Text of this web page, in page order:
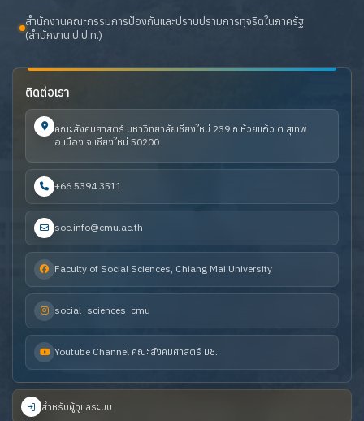
สำนักงานคณะกรรมการป้องกันและปราบปรามการทุจริตในภาครัฐ
(สำนักงาน ป.ป.ท.)
ติดต่อเรา
คณะสังคมศาสตร์ มหาวิทยาลัยเชียงใหม่ 239 ถ.ห้วยแก้ว ต.สุเทพ
อ.เมือง จ.เชียงใหม่ 50200
+66 5394 3511
soc.info@cmu.ac.th
Faculty of Social Sciences, Chiang Mai University
social_sciences_cmu
Youtube Channel คณะสังคมศาสตร์ มช.
สำหรับผู้ดูแลระบบ